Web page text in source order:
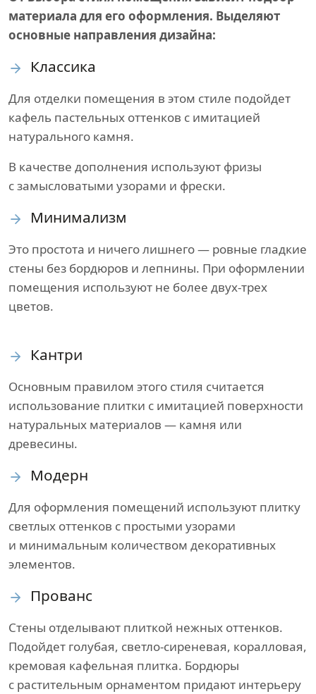
материала для его оформления. Выделяют
основные направления дизайна:
Классика
Для отделки помещения в этом стиле подойдет
кафель пастельных оттенков с имитацией
натурального камня.
В качестве дополнения используют фризы
с замысловатыми узорами и фрески.
Минимализм
Это простота и ничего лишнего — ровные гладкие
стены без бордюров и лепнины. При оформлении
помещения используют не более двух-трех
цветов.
Кантри
Основным правилом этого стиля считается
использование плитки с имитацией поверхности
натуральных материалов — камня или
древесины.
Модерн
Для оформления помещений используют плитку
светлых оттенков с простыми узорами
и минимальным количеством декоративных
элементов.
Прованс
Стены отделывают плиткой нежных оттенков.
Подойдет голубая, светло-сиреневая, коралловая,
кремовая кафельная плитка. Бордюры
с растительным орнаментом придают интерьеру